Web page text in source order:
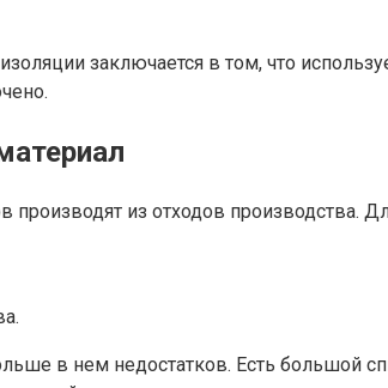
заключается в том, что
из отходов производства.
в нем недостатков. Есть большой